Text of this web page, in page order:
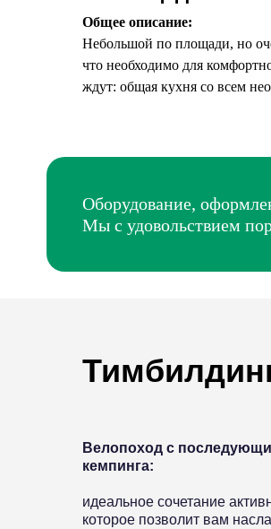
Общее описание:
Небольшой по площади, но
что необходимо для
ждут: общая кухня со всем
Оборудование,
Мы с удовольствием
Велопоход с
кемпинга:
идеальное сочетание
которое позволит вам